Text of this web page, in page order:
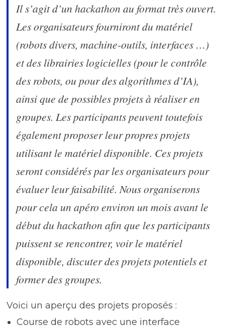
Il s’agit d’un hackathon au format très ouvert.
Les organisateurs fourniront du matériel
(robots divers, machine-outils, interfaces …)
et des librairies logicielles (pour le contrôle
des robots, ou pour des algorithmes d’IA),
ainsi que de possibles projets à réaliser en
groupes. Les participants peuvent toutefois
également proposer leur propres projets
utilisant le matériel disponible. Ces projets
seront considérés par les organisateurs pour
évaluer leur faisabilité. Nous organiserons
pour cela un apéro environ un mois avant le
début du hackathon afin que les participants
puissent se rencontrer, voir le matériel
disponible, discuter des projets potentiels et
former des groupes.
Voici un aperçu des projets proposés :
Course de robots avec une interface